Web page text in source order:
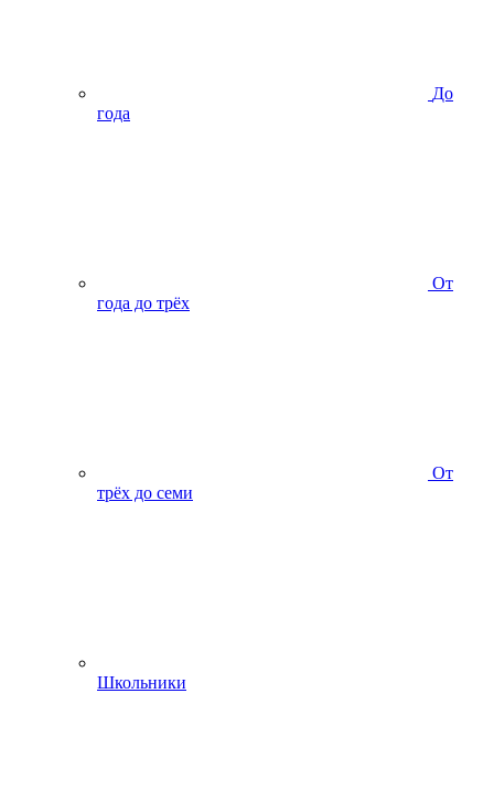
До
года
От
года до трёх
От
трёх до семи
Школьники